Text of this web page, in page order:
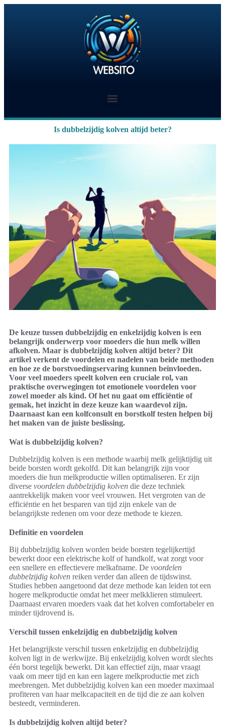
Is dubbelzijdig kolven altijd beter?
De keuze tussen dubbelzijdig en enkelzijdig kolven is een
belangrijk onderwerp voor moeders die hun melk willen
afkolven. Maar is dubbelzijdig kolven altijd beter? Dit
artikel verkent de voordelen en nadelen van beide methoden
en hoe ze de borstvoedingservaring kunnen beïnvloeden.
Voor veel moeders speelt kolven een cruciale rol, van
praktische overwegingen tot emotionele voordelen voor
zowel moeder als kind. Of het nu gaat om efficiëntie of
gemak, het inzicht in deze keuze kan waardevol zijn.
Daarnaast kan een kolfconsult en borstkolf testen helpen bij
het maken van de juiste beslissing.
Wat is dubbelzijdig kolven?
Dubbelzijdig kolven is een methode waarbij melk gelijktijdig uit
beide borsten wordt gekolfd. Dit kan belangrijk zijn voor
moeders die hun melkproductie willen optimaliseren. Er zijn
diverse voordelen dubbelzijdig kolven die deze techniek
aantrekkelijk maken voor veel vrouwen. Het vergroten van de
efficiëntie en het besparen van tijd zijn enkele van de
belangrijkste redenen om voor deze methode te kiezen.
Definitie en voordelen
Bij dubbelzijdig kolven worden beide borsten tegelijkertijd
bewerkt door een elektrische kolf of handkolf, wat zorgt voor
een snellere en effectievere melkafname. De voordelen
dubbelzijdig kolven reiken verder dan alleen de tijdswinst.
Studies hebben aangetoond dat deze methode kan leiden tot een
hogere melkproductie omdat het meer melkklieren stimuleert.
Daarnaast ervaren moeders vaak dat het kolven comfortabeler en
minder tijdrovend is.
Verschil tussen enkelzijdig en dubbelzijdig kolven
Het belangrijkste verschil tussen enkelzijdig en dubbelzijdig
kolven ligt in de werkwijze. Bij enkelzijdig kolven wordt slechts
één borst tegelijk bewerkt. Dit kan effectief zijn, maar vraagt
vaak om meer tijd en kan een lagere melkproductie met zich
meebrengen. Met dubbelzijdig kolven kan een moeder maximaal
profiteren van haar melkcapaciteit en de tijd die ze aan kolven
besteedt, verminderen.
Is dubbelzijdig kolven altijd beter?